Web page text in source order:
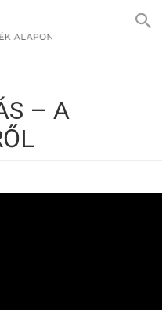
– A